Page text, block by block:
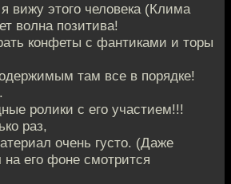
вижу этого человека (Клима
волна позитива!
конфеты с фантиками и торы
там все в порядке!
ролики с его участием!!!
раз,
очень густо. (Даже
его фоне смотрится